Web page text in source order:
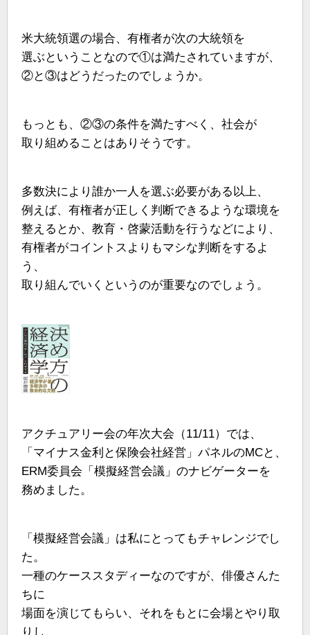
米大統領選の場合、有権者が次の大統領を
選ぶということなので①は満たされていますが、
②と③はどうだったのでしょうか。
もっとも、②③の条件を満たすべく、社会が
取り組めることはありそうです。
多数決により誰か一人を選ぶ必要がある以上、
例えば、有権者が正しく判断できるような環境を
整えるとか、教育・啓蒙活動を行うなどにより、
有権者がコイントスよりもマシな判断をするよ
う、
取り組んでいくというのが重要なのでしょう。
アクチュアリー会の年次大会（11/11）では、
「マイナス金利と保険会社経営」パネルのMCと、
ERM委員会「模擬経営会議」のナビゲーターを
務めました。
「模擬経営会議」は私にとってもチャレンジでし
た。
一種のケーススタディーなのですが、俳優さんた
ちに
場面を演じてもらい、それをもとに会場とやり取
りし、